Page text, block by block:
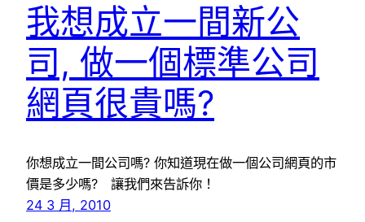
我想成立一間新公
司, 做一個標準公司
網頁很貴嗎?
你想成立一間公司嗎? 你知道現在做一個公司網頁的市
價是多少嗎? 讓我們來告訴你！
24 3 月, 2010